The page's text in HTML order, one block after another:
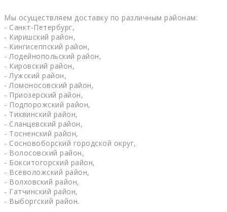
Мы осуществляем доставку по различным районам:
- Санкт-Петербург,
- Киришский район,
- Кингисеппский район,
- Лодейнопольский район,
- Кировский район,
- Лужский район,
- Ломоносовский район,
- Приозерский район,
- Подпорожский район,
- Тихвинский район,
- Сланцевский район,
- Тосненский район,
- Сосновоборский городской округ,
- Волосовский район,
- Бокситогорский район,
- Всеволожский район,
- Волховский район,
- Гатчинский район,
- Выборгский район.